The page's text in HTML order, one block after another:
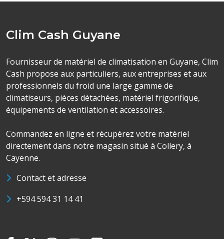
Clim Cash Guyane
Fournisseur de matériel de climatisation en Guyane, Clim
Cash propose aux particuliers, aux entreprises et aux
professionnels du froid une large gamme de
climatiseurs, pièces détachées, matériel frigorifique,
équipements de ventilation et accessoires.
Commandez en ligne et récupérez votre matériel
directement dans notre magasin situé à Collery, à
Cayenne.
Contact et adresse
+594 594 31 14 41